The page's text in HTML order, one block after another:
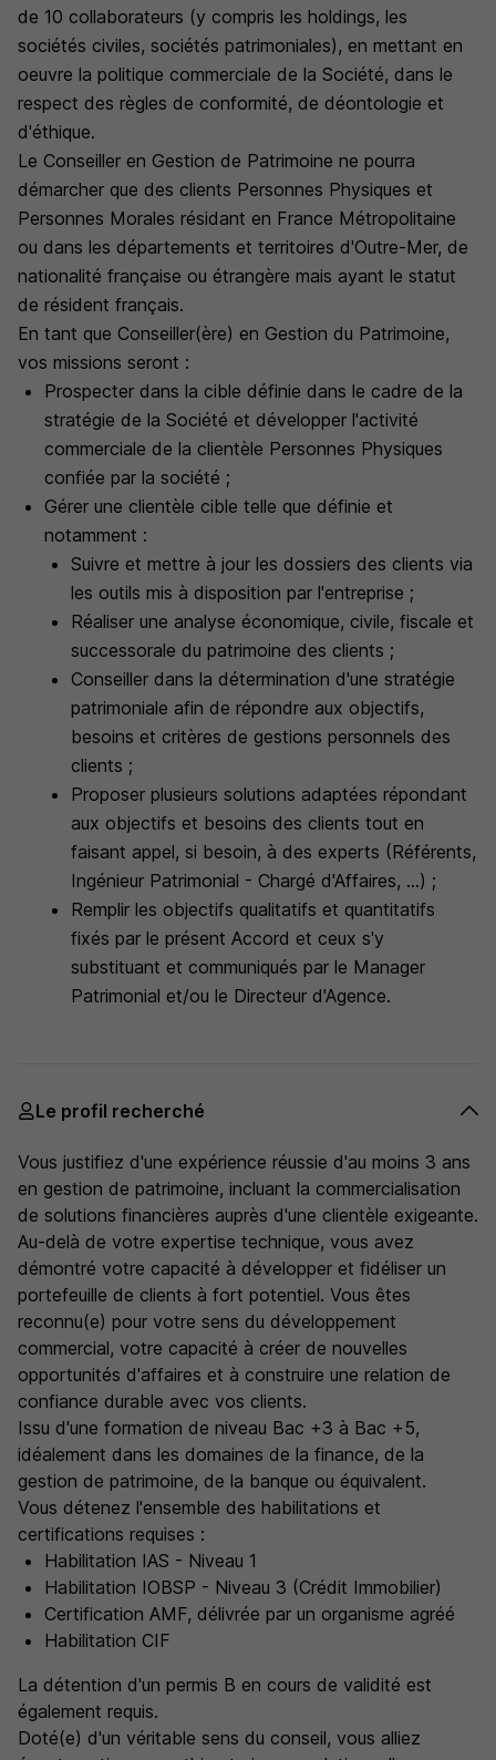
de 10 collaborateurs (y compris les holdings, les
sociétés civiles, sociétés patrimoniales), en mettant en
oeuvre la politique commerciale de la Société, dans le
respect des règles de conformité, de déontologie et
d'éthique.
Le Conseiller en Gestion de Patrimoine ne pourra
démarcher que des clients Personnes Physiques et
Personnes Morales résidant en France Métropolitaine
ou dans les départements et territoires d'Outre-Mer, de
nationalité française ou étrangère mais ayant le statut
de résident français.
En tant que Conseiller(ère) en Gestion du Patrimoine,
vos missions seront :
Prospecter dans la cible définie dans le cadre de la
stratégie de la Société et développer l'activité
commerciale de la clientèle Personnes Physiques
confiée par la société ;
Gérer une clientèle cible telle que définie et
notamment :
Suivre et mettre à jour les dossiers des clients via
les outils mis à disposition par l'entreprise ;
Réaliser une analyse économique, civile, fiscale et
successorale du patrimoine des clients ;
Conseiller dans la détermination d'une stratégie
patrimoniale afin de répondre aux objectifs,
besoins et critères de gestions personnels des
clients ;
Proposer plusieurs solutions adaptées répondant
aux objectifs et besoins des clients tout en
faisant appel, si besoin, à des experts (Référents,
Ingénieur Patrimonial - Chargé d'Affaires, ...) ;
Remplir les objectifs qualitatifs et quantitatifs
fixés par le présent Accord et ceux s'y
substituant et communiqués par le Manager
Patrimonial et/ou le Directeur d'Agence.
Le profil recherché
Vous justifiez d'une expérience réussie d'au moins 3 ans
en gestion de patrimoine, incluant la commercialisation
de solutions financières auprès d'une clientèle exigeante.
Au-delà de votre expertise technique, vous avez
démontré votre capacité à développer et fidéliser un
portefeuille de clients à fort potentiel. Vous êtes
reconnu(e) pour votre sens du développement
commercial, votre capacité à créer de nouvelles
opportunités d'affaires et à construire une relation de
confiance durable avec vos clients.
Issu d'une formation de niveau Bac +3 à Bac +5,
idéalement dans les domaines de la finance, de la
gestion de patrimoine, de la banque ou équivalent.
Vous détenez l'ensemble des habilitations et
certifications requises :
Habilitation IAS - Niveau 1
Habilitation IOBSP - Niveau 3 (Crédit Immobilier)
Certification AMF, délivrée par un organisme agréé
Habilitation CIF
La détention d'un permis B en cours de validité est
également requis.
Doté(e) d'un véritable sens du conseil, vous alliez